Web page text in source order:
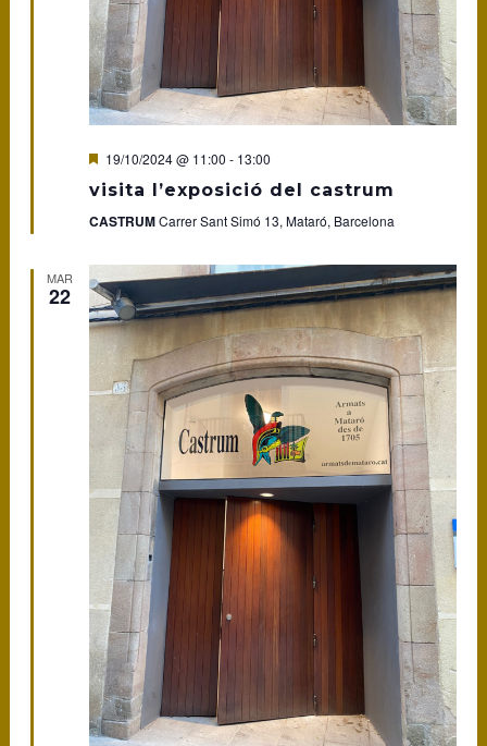
Featured
19/10/2024 @ 11:00 - 13:00
visita l’exposició del castrum
CASTRUMCarrer Sant Simó 13, Mataró, Barcelona
MAR
22